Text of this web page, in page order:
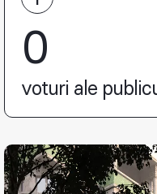
0
voturi ale